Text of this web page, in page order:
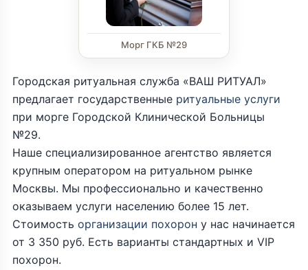
Морг ГКБ №29
Городская ритуальная служба «ВАШ РИТУАЛ»
предлагает государственные ритуальные услуги
при морге Городской Клинической Больницы
№29.
Наше специализированное агентство является
крупным оператором на ритуальном рынке
Москвы. Мы профессионально и качественно
оказываем услуги населению более 15 лет.
Стоимость организации похорон у нас начинается
от 3 350 руб. Есть варианты стандартных и VIP
похорон.